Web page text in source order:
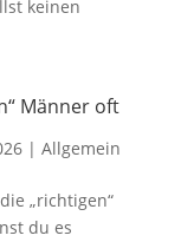
keinen
Männer oft
| Allgemein
„richtigen“
du es